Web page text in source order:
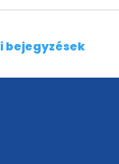
bejegyzések